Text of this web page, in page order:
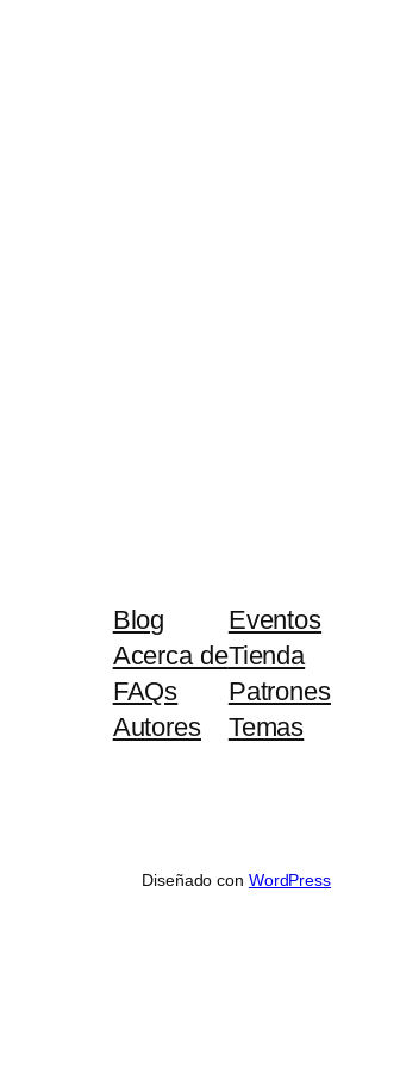
Blog
Acerca de
FAQs
Autores
Eventos
Tienda
Patrones
Temas
Diseñado con WordPress